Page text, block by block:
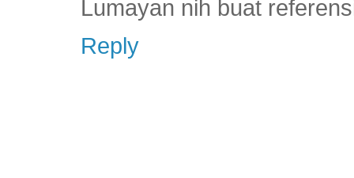
Lumayan nih buat
Reply